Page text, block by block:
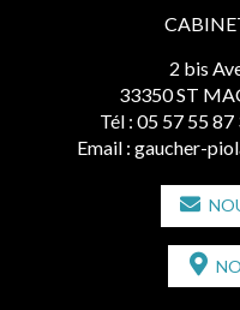
2 bis
33350 ST
Tél : 05 57 55 87
Email : gaucher-